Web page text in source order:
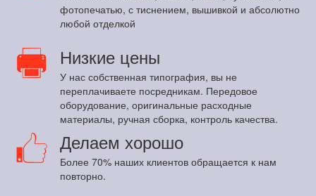
фотопечатью, с тиснением, вышивкой и абсолютно
любой отделкой
Низкие цены
У нас собственная типография, вы не
переплачиваете посредникам. Передовое
оборудование, оригинальные расходные
материалы, ручная сборка, контроль качества.
Делаем хорошо
Более 70% наших клиентов обращается к нам
повторно.